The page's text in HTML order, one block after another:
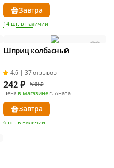
Завтра
14 шт. в наличии
Шприц колбасный
4.6 | 37 отзывов
242 ₽ 530 ₽
Цена в магазине г. Анапа
Завтра
6 шт. в наличии